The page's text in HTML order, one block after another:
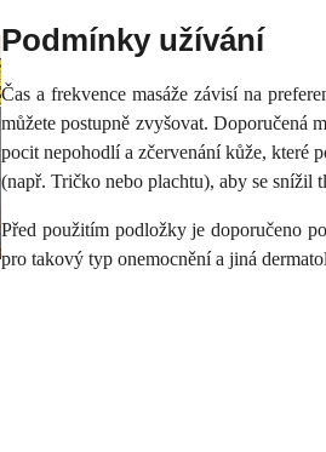
Podmínky užívání
Čas a frekvence masáže závisí na
můžete postupně zvyšovat. Doporučená
pocit nepohodlí a zčervenání kůže, které
(např. Tričko nebo plachtu), aby se snížil
Před použitím podložky je doporučeno
pro takový typ onemocnění a jiná